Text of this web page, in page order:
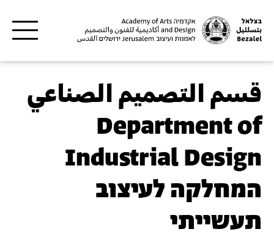
قسم التصميم الصناعي
Department of
Industrial Design
המחלקה לעיצוב
תעשייתי